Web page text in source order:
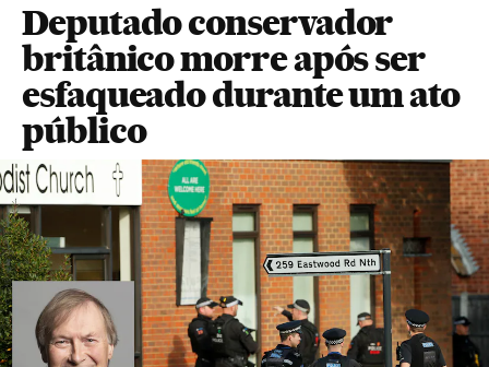
Deputado conservador
britânico morre após ser
esfaqueado durante um ato
público